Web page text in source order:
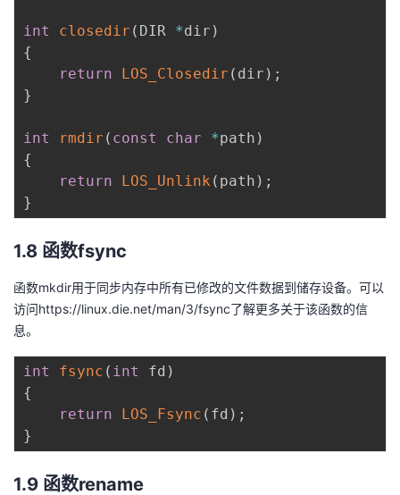
int closedir ( DIR *dir )
{
return
LOS_Closedir ( dir ) ;
}
int rmdir ( const char *path )
{
return
LOS_Unlink ( path ) ;
}
1.8 函数fsync
函数mkdir用于同步内存中所有已修改的文件数据到储存设备。可以
访问https://linux.die.net/man/3/fsync了解更多关于该函数的信
息。
int fsync ( int fd )
{
return
LOS_Fsync ( fd ) ;
}
1.9 函数rename